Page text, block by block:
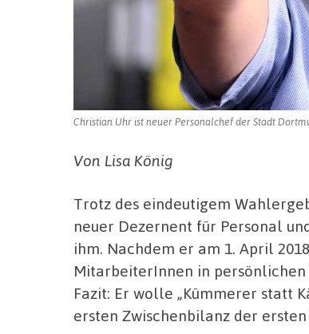
Christian Uhr ist neuer Personalchef der Stadt
Von Lisa König
Trotz des eindeutigem
neuer Dezernent für Personal
ihm. Nachdem er am 1. April
MitarbeiterInnen in
Fazit: Er wolle „Kümmerer statt
ersten Zwischenbilanz der